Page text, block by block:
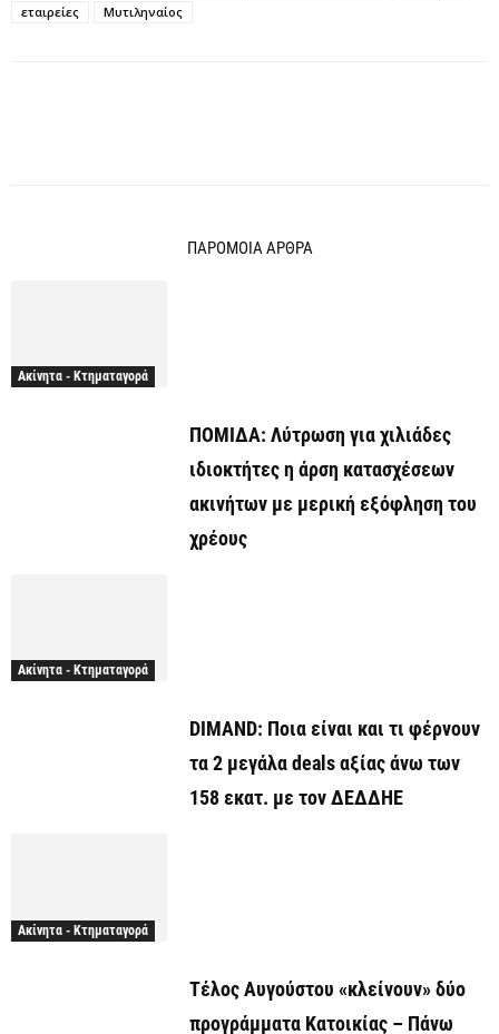
εταιρείες
Μυτιληναίος
ΠΑΡΟΜΟΙΑ ΑΡΘΡΑ
Ακίνητα - Κτηματαγορά
ΠΟΜΙΔΑ: Λύτρωση για χιλιάδες
ιδιοκτήτες η άρση κατασχέσεων
ακινήτων με μερική εξόφληση του
χρέους
Ακίνητα - Κτηματαγορά
DIMAND: Ποια είναι και τι φέρνουν
τα 2 μεγάλα deals αξίας άνω των
158 εκατ. με τον ΔΕΔΔΗΕ
Ακίνητα - Κτηματαγορά
Τέλος Αυγούστου «κλείνουν» δύο
προγράμματα Κατοικίας – Πάνω